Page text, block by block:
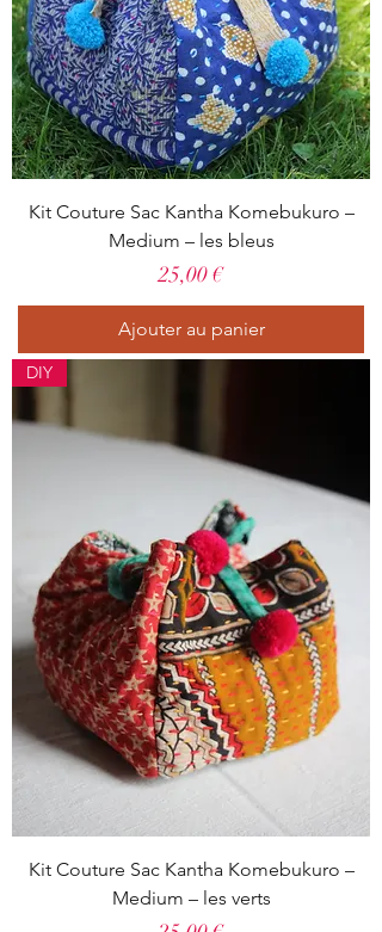
Kit Couture Sac Kantha Komebukuro –
Medium – les bleus
Prix
25,00 €
Ajouter au panier
DIY
Kit Couture Sac Kantha Komebukuro –
Medium – les verts